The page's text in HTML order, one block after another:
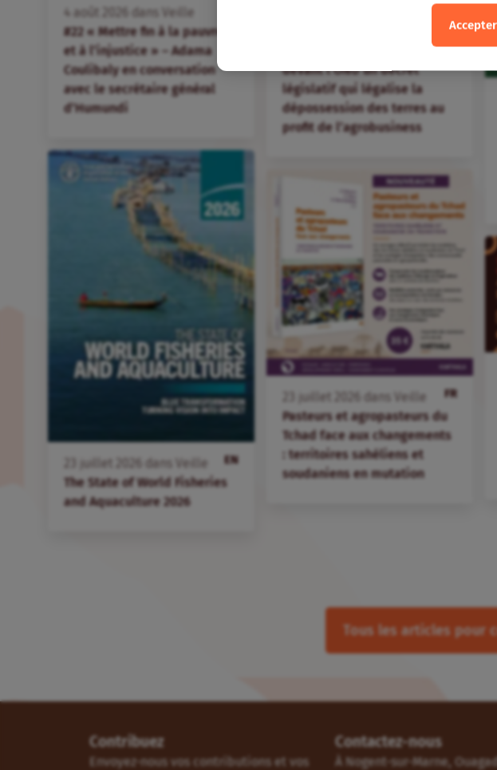
Accepter
4 août dans
Veille
#22 « Mettre fin à la pauvreté
et à l’injustice » – Adama
Coulibaly en conversation
avec le secrétaire général
d’Humundi
FR
Des organisations paysannes
devant l’ONU un décret
législatif qui légalise la
dépossession des terres au
profit de l’agrobusiness
EN
juillet dans
Veille
The State of World Fisheries
and Aquaculture 2026
FR
juillet dans
Veille
Pasteurs et agropasteurs du
Tchad face aux changements
: territoires sahéliens et
soudaniens en mutation
Tous les articles pour
Contribuez
Envoyez-nous vos contributions et vos
Contactez-nous
À Nogent-sur-Marne,